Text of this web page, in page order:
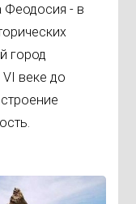
Феодосия - в
город
веке до